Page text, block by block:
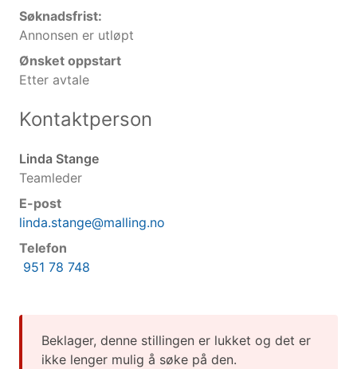
Søknadsfrist:
Annonsen er utløpt
Ønsket oppstart
Etter avtale
Kontaktperson
Linda Stange
Teamleder
E-post
linda.stange@malling.no
Telefon
951 78 748
Beklager, denne stillingen er lukket og det er
ikke lenger mulig å søke på den.